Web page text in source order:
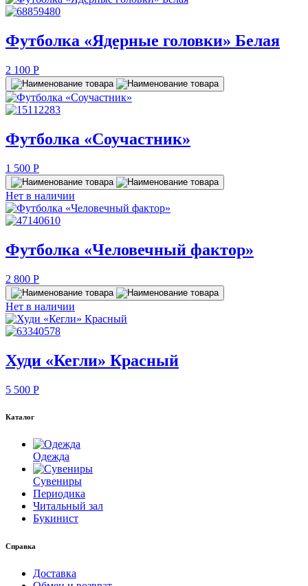
Футболка «Ядерные головки» Белая
2 100 P
Футболка «Соучастник»
1 500 P
Нет в наличии
Футболка «Человечный фактор»
2 800 P
Нет в наличии
Худи «Кегли» Красный
5 500 P
Каталог
Одежда
Сувениры
Периодика
Читальный зал
Букинист
Справка
Доставка